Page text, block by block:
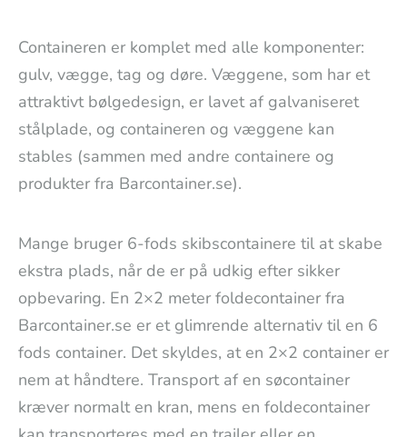
Containeren er komplet med alle komponenter:
gulv, vægge, tag og døre. Væggene, som har et
attraktivt bølgedesign, er lavet af galvaniseret
stålplade, og containeren og væggene kan
stables (sammen med andre containere og
produkter fra Barcontainer.se).
Mange bruger 6-fods skibscontainere til at skabe
ekstra plads, når de er på udkig efter sikker
opbevaring. En 2×2 meter foldecontainer fra
Barcontainer.se er et glimrende alternativ til en 6
fods container. Det skyldes, at en 2×2 container er
nem at håndtere. Transport af en søcontainer
kræver normalt en kran, mens en foldecontainer